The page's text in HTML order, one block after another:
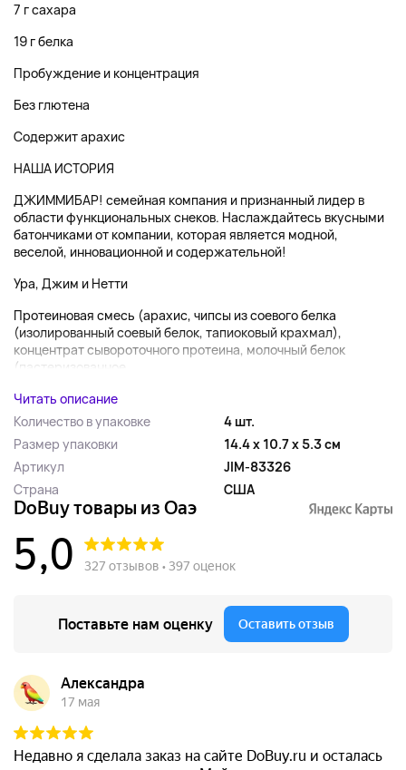
7 г сахара
19 г белка
Пробуждение и концентрация
Без глютена
Содержит арахис
НАША ИСТОРИЯ
ДЖИММИБАР! семейная компания и признанный лидер в
области функциональных снеков. Наслаждайтесь вкусными
батончиками от компании, которая является модной,
веселой, инновационной и содержательной!
Ура, Джим и Нетти
Протеиновая смесь (арахис, чипсы из соевого белка
(изолированный соевый белок, тапиоковый крахмал),
концентрат сывороточного протеина, молочный белок
(пастеризованное...
Читать описание
Количество в упаковке
4 шт.
Размер упаковки
14.4 x 10.7 x 5.3 см
Артикул
JIM-83326
Страна
США